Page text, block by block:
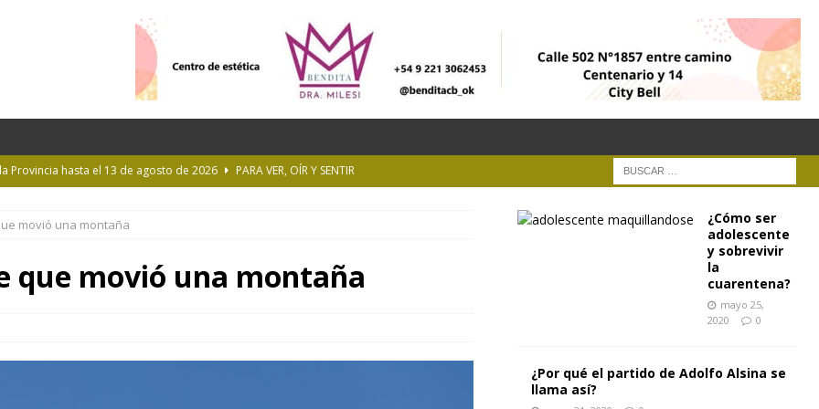
Provincia hasta el 13 de agosto de 2026
PARA VER, OÍR Y SENTIR
por una tormenta a casi 10 mil metros de altura
y entregó escrituras en Almirante Brown
Pública de la UNLP
movió una montaña
que movió una montaña
¿Cómo ser
adolescente
y sobrevivir
la
cuarentena?
mayo 25,
2020
0
¿Por qué el partido de Adolfo Alsina se
llama así?